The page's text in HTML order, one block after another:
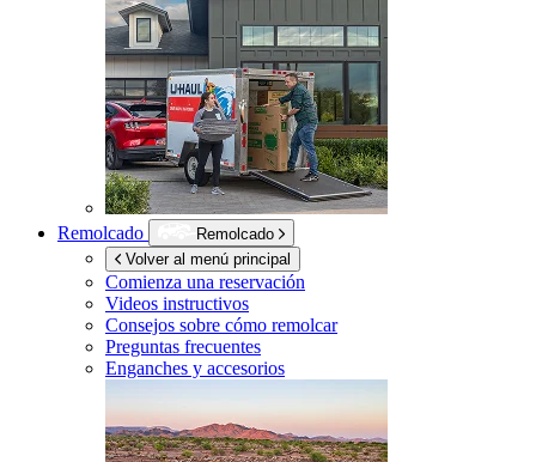
Remolcado
Remolcado
Volver al menú principal
Comienza una reservación
Videos instructivos
Consejos sobre cómo remolcar
Preguntas frecuentes
Enganches y accesorios